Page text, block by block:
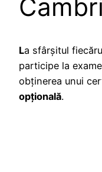
La sfârșitul
participe la
obținerea unui
opțională.